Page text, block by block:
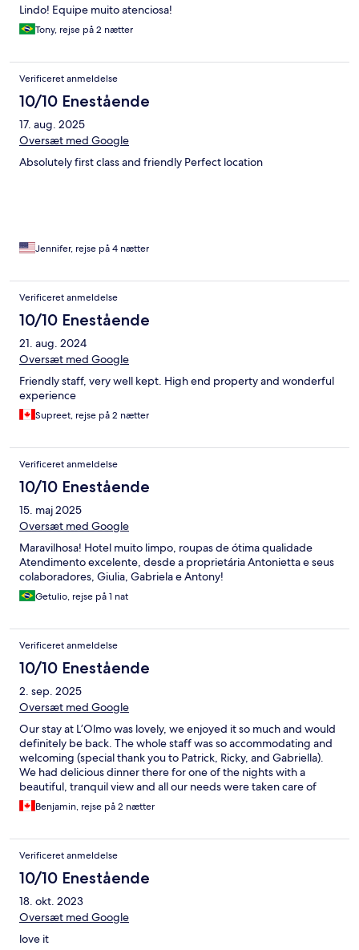
Lindo! Equipe muito atenciosa!
Tony, rejse på 2 nætter
Verificeret anmeldelse
10/10 Enestående
17. aug. 2025
Oversæt med Google
Absolutely first class and friendly Perfect location
Jennifer, rejse på 4 nætter
Verificeret anmeldelse
10/10 Enestående
21. aug. 2024
Oversæt med Google
Friendly staff, very well kept. High end property and wonderful
experience
Supreet, rejse på 2 nætter
Verificeret anmeldelse
10/10 Enestående
15. maj 2025
Oversæt med Google
Maravilhosa! Hotel muito limpo, roupas de ótima qualidade
Atendimento excelente, desde a proprietária Antonietta e seus
colaboradores, Giulia, Gabriela e Antony!
Getulio, rejse på 1 nat
Verificeret anmeldelse
10/10 Enestående
2. sep. 2025
Oversæt med Google
Our stay at L’Olmo was lovely, we enjoyed it so much and would
definitely be back. The whole staff was so accommodating and
welcoming (special thank you to Patrick, Ricky, and Gabriella).
We had delicious dinner there for one of the nights with a
beautiful, tranquil view and all our needs were taken care of
throughout the stay. We will be back!
Benjamin, rejse på 2 nætter
Verificeret anmeldelse
10/10 Enestående
18. okt. 2023
Oversæt med Google
love it